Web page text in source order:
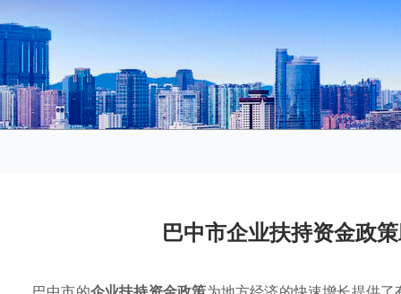
巴中市企业扶持资金政